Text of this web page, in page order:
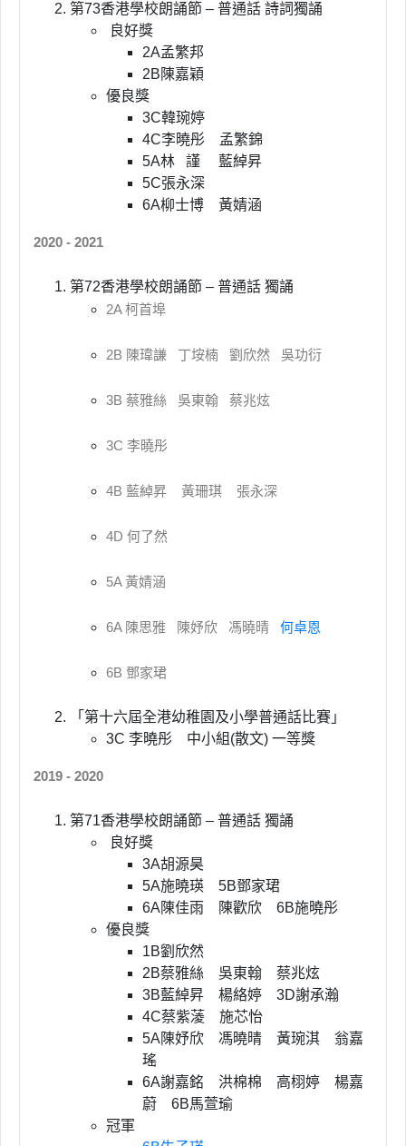
第73香港學校朗誦節 – 普通話 詩詞獨誦
良好獎
2A孟繁邦
2B陳嘉穎
優良獎
3C韓琬婷
4C李曉彤 孟繁錦
5A林 謹 藍綽昇
5C張永深
6A柳士博 黃婧涵
2020 - 2021
第72香港學校朗誦節 – 普通話 獨誦
2A 柯首埠
2B 陳瑋謙 丁垵楠 劉欣然 吳功衍
3B 蔡雅絲 吳東翰 蔡兆炫
3C 李曉彤
4B 藍綽昇 黃珊琪 張永深
4D 何了然
5A 黃婧涵
6A 陳思雅 陳妤欣 馮曉晴 何卓恩
6B 鄧家珺
「第十六屆全港幼稚園及小學普通話比賽」
3C 李曉彤 中小組(散文) 一等獎
2019 - 2020
第71香港學校朗誦節 – 普通話 獨誦
良好獎
3A胡源昊
5A施曉瑛 5B鄧家珺
6A陳佳雨 陳歡欣 6B施曉彤
優良獎
1B劉欣然
2B蔡雅絲 吳東翰 蔡兆炫
3B藍綽昇 楊絡婷 3D謝承瀚
4C蔡紫蓤 施芯怡
5A陳妤欣 馮曉晴 黃琬淇 翁嘉
瑤
6A謝嘉銘 洪棉棉 高栩婷 楊嘉
蔚 6B馬萱瑜
冠軍